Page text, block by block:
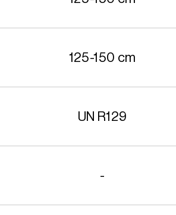
125-150 cm
UN R129
-